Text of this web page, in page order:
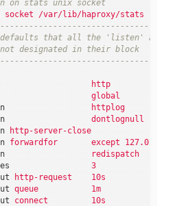
on stats unix socket
socket /var/lib/haproxy/stats
defaults that all the 'listen' and
designated in their block
http
global
httplog
dontlognull
http-server-close
forwardfor       except 127.0.0.0/8
redispatch
3
http-request    10s
queue           1m
connect         10s